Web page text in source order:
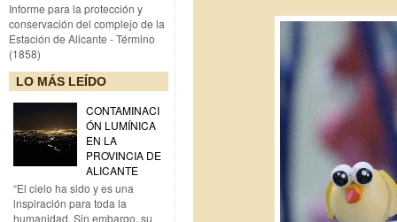
Informe para la protección y
conservación del complejo de la
Estación de Alicante - Término
(1858)
LO MÁS LEÍDO
CONTAMINACI
ÓN LUMÍNICA
EN LA
PROVINCIA DE
ALICANTE
“El cielo ha sido y es una
inspiración para toda la
humanidad. Sin embargo, su